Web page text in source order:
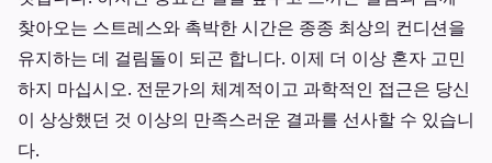
찾아오는 스트레스와 촉박한 시간은 종종 최상의 컨디션을
유지하는 데 걸림돌이 되곤 합니다. 이제 더 이상 혼자 고민
하지 마십시오. 전문가의 체계적이고 과학적인 접근은 당신
이 상상했던 것 이상의 만족스러운 결과를 선사할 수 있습니
다.